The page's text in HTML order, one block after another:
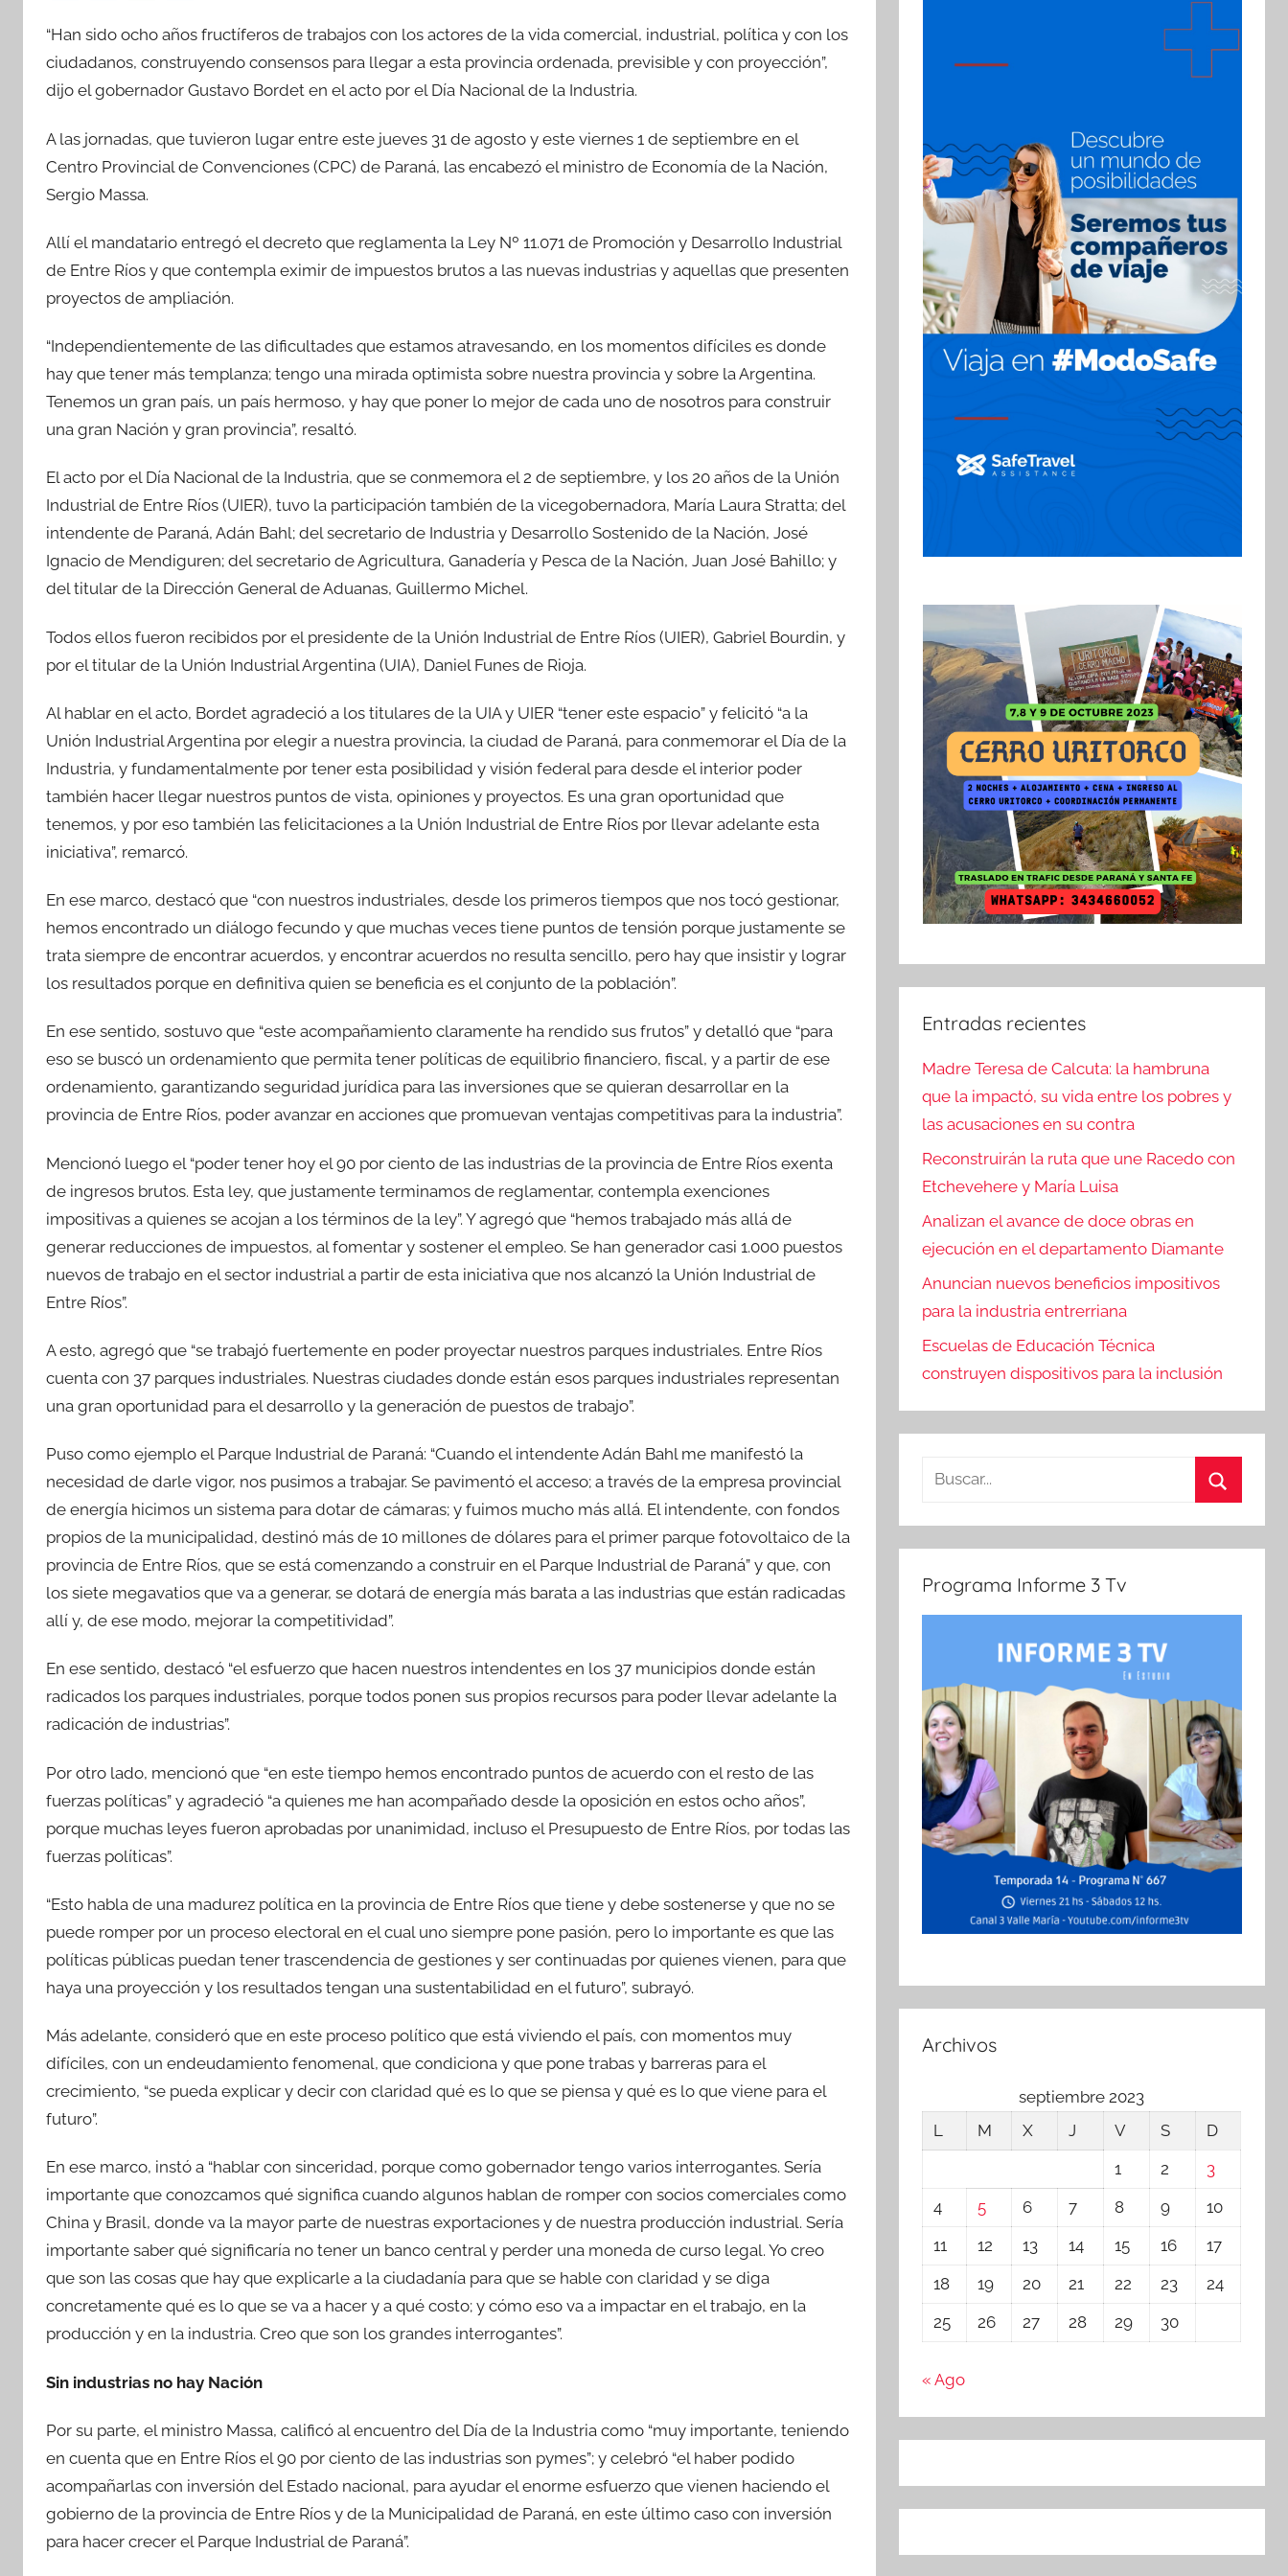
c
e
b
o
o
k
itt
er
at
s
A
p
p
m
p
ar
tir
“Han sido ocho años fructíferos de trabajos con los actores de la vida comercial, industrial, política y con los
ciudadanos, construyendo consensos para llegar a esta provincia ordenada, previsible y con proyección”,
dijo el gobernador Gustavo Bordet en el acto por el Día Nacional de la Industria.
A las jornadas, que tuvieron lugar entre este jueves 31 de agosto y este viernes 1 de septiembre en el
Centro Provincial de Convenciones (CPC) de Paraná, las encabezó el ministro de Economía de la Nación,
Sergio Massa.
Allí el mandatario entregó el decreto que reglamenta la Ley Nº 11.071 de Promoción y Desarrollo Industrial
de Entre Ríos y que contempla eximir de impuestos brutos a las nuevas industrias y aquellas que presenten
proyectos de ampliación.
“Independientemente de las dificultades que estamos atravesando, en los momentos difíciles es donde
hay que tener más templanza; tengo una mirada optimista sobre nuestra provincia y sobre la Argentina.
Tenemos un gran país, un país hermoso, y hay que poner lo mejor de cada uno de nosotros para construir
una gran Nación y gran provincia”, resaltó.
El acto por el Día Nacional de la Industria, que se conmemora el 2 de septiembre, y los 20 años de la Unión
Industrial de Entre Ríos (UIER), tuvo la participación también de la vicegobernadora, María Laura Stratta; del
intendente de Paraná, Adán Bahl; del secretario de Industria y Desarrollo Sostenido de la Nación, José
Ignacio de Mendiguren; del secretario de Agricultura, Ganadería y Pesca de la Nación, Juan José Bahillo; y
del titular de la Dirección General de Aduanas, Guillermo Michel.
Todos ellos fueron recibidos por el presidente de la Unión Industrial de Entre Ríos (UIER), Gabriel Bourdin, y
por el titular de la Unión Industrial Argentina (UIA), Daniel Funes de Rioja.
Al hablar en el acto, Bordet agradeció a los titulares de la UIA y UIER “tener este espacio” y felicitó “a la
Unión Industrial Argentina por elegir a nuestra provincia, la ciudad de Paraná, para conmemorar el Día de la
Industria, y fundamentalmente por tener esta posibilidad y visión federal para desde el interior poder
también hacer llegar nuestros puntos de vista, opiniones y proyectos. Es una gran oportunidad que
tenemos, y por eso también las felicitaciones a la Unión Industrial de Entre Ríos por llevar adelante esta
iniciativa”, remarcó.
En ese marco, destacó que “con nuestros industriales, desde los primeros tiempos que nos tocó gestionar,
hemos encontrado un diálogo fecundo y que muchas veces tiene puntos de tensión porque justamente se
trata siempre de encontrar acuerdos, y encontrar acuerdos no resulta sencillo, pero hay que insistir y lograr
los resultados porque en definitiva quien se beneficia es el conjunto de la población”.
En ese sentido, sostuvo que “este acompañamiento claramente ha rendido sus frutos” y detalló que “para
eso se buscó un ordenamiento que permita tener políticas de equilibrio financiero, fiscal, y a partir de ese
ordenamiento, garantizando seguridad jurídica para las inversiones que se quieran desarrollar en la
provincia de Entre Ríos, poder avanzar en acciones que promuevan ventajas competitivas para la industria”.
Mencionó luego el “poder tener hoy el 90 por ciento de las industrias de la provincia de Entre Ríos exenta
de ingresos brutos. Esta ley, que justamente terminamos de reglamentar, contempla exenciones
impositivas a quienes se acojan a los términos de la ley”. Y agregó que “hemos trabajado más allá de
generar reducciones de impuestos, al fomentar y sostener el empleo. Se han generador casi 1.000 puestos
nuevos de trabajo en el sector industrial a partir de esta iniciativa que nos alcanzó la Unión Industrial de
Entre Ríos”.
A esto, agregó que “se trabajó fuertemente en poder proyectar nuestros parques industriales. Entre Ríos
cuenta con 37 parques industriales. Nuestras ciudades donde están esos parques industriales representan
una gran oportunidad para el desarrollo y la generación de puestos de trabajo”.
Puso como ejemplo el Parque Industrial de Paraná: “Cuando el intendente Adán Bahl me manifestó la
necesidad de darle vigor, nos pusimos a trabajar. Se pavimentó el acceso; a través de la empresa provincial
de energía hicimos un sistema para dotar de cámaras; y fuimos mucho más allá. El intendente, con fondos
propios de la municipalidad, destinó más de 10 millones de dólares para el primer parque fotovoltaico de la
provincia de Entre Ríos, que se está comenzando a construir en el Parque Industrial de Paraná” y que, con
los siete megavatios que va a generar, se dotará de energía más barata a las industrias que están radicadas
allí y, de ese modo, mejorar la competitividad”.
En ese sentido, destacó “el esfuerzo que hacen nuestros intendentes en los 37 municipios donde están
radicados los parques industriales, porque todos ponen sus propios recursos para poder llevar adelante la
radicación de industrias”.
Por otro lado, mencionó que “en este tiempo hemos encontrado puntos de acuerdo con el resto de las
fuerzas políticas” y agradeció “a quienes me han acompañado desde la oposición en estos ocho años”,
porque muchas leyes fueron aprobadas por unanimidad, incluso el Presupuesto de Entre Ríos, por todas las
fuerzas políticas”.
“Esto habla de una madurez política en la provincia de Entre Ríos que tiene y debe sostenerse y que no se
puede romper por un proceso electoral en el cual uno siempre pone pasión, pero lo importante es que las
políticas públicas puedan tener trascendencia de gestiones y ser continuadas por quienes vienen, para que
haya una proyección y los resultados tengan una sustentabilidad en el futuro”, subrayó.
Más adelante, consideró que en este proceso político que está viviendo el país, con momentos muy
difíciles, con un endeudamiento fenomenal, que condiciona y que pone trabas y barreras para el
crecimiento, “se pueda explicar y decir con claridad qué es lo que se piensa y qué es lo que viene para el
futuro”.
En ese marco, instó a “hablar con sinceridad, porque como gobernador tengo varios interrogantes. Sería
importante que conozcamos qué significa cuando algunos hablan de romper con socios comerciales como
China y Brasil, donde va la mayor parte de nuestras exportaciones y de nuestra producción industrial. Sería
importante saber qué significaría no tener un banco central y perder una moneda de curso legal. Yo creo
que son las cosas que hay que explicarle a la ciudadanía para que se hable con claridad y se diga
concretamente qué es lo que se va a hacer y a qué costo; y cómo eso va a impactar en el trabajo, en la
producción y en la industria. Creo que son los grandes interrogantes”.
Sin industrias no hay Nación
Por su parte, el ministro Massa, calificó al encuentro del Día de la Industria como “muy importante, teniendo
en cuenta que en Entre Ríos el 90 por ciento de las industrias son pymes”; y celebró “el haber podido
acompañarlas con inversión del Estado nacional, para ayudar el enorme esfuerzo que vienen haciendo el
gobierno de la provincia de Entre Ríos y de la Municipalidad de Paraná, en este último caso con inversión
para hacer crecer el Parque Industrial de Paraná”.
Entradas recientes
Madre Teresa de Calcuta: la hambruna
que la impactó, su vida entre los pobres y
las acusaciones en su contra
Reconstruirán la ruta que une Racedo con
Etchevehere y María Luisa
Analizan el avance de doce obras en
ejecución en el departamento Diamante
Anuncian nuevos beneficios impositivos
para la industria entrerriana
Escuelas de Educación Técnica
construyen dispositivos para la inclusión
Buscar:
Programa Informe 3 Tv
Archivos
septiembre 2023
L
M X J V S
D
1
2
3
4
5 6 7 8 9
10
11
12 13 14 15 16
17
18
19 20 21 22 23
24
25
26 27 28 29 30
« Ago